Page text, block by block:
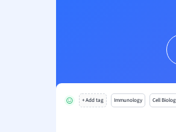
+ Add tag Immunology Cell